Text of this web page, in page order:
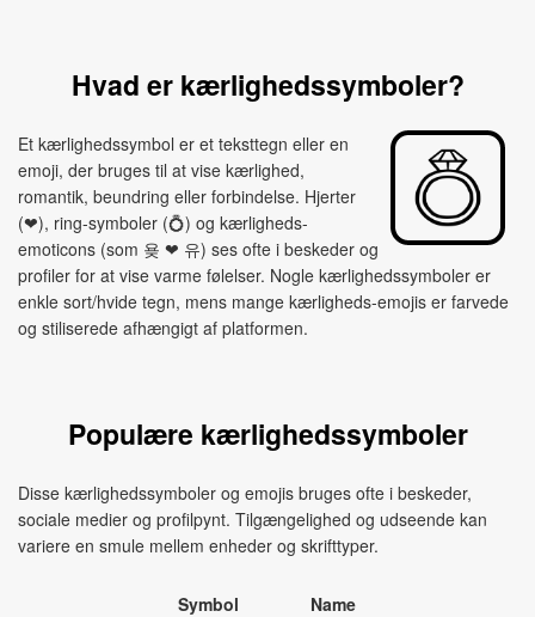
Hvad er kærlighedssymboler?
Et kærlighedssymbol er et teksttegn eller en
emoji, der bruges til at vise kærlighed,
romantik, beundring eller forbindelse. Hjerter
(❤), ring-symboler (💍) og kærligheds-
emoticons (som 욪 ❤ 유) ses ofte i beskeder og
profiler for at vise varme følelser. Nogle kærlighedssymboler er
enkle sort/hvide tegn, mens mange kærligheds-emojis er farvede
og stiliserede afhængigt af platformen.
Populære kærlighedssymboler
Disse kærlighedssymboler og emojis bruges ofte i beskeder,
sociale medier og profilpynt. Tilgængelighed og udseende kan
variere en smule mellem enheder og skrifttyper.
Symbol
Name